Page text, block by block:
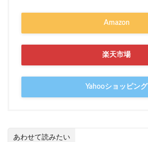
Amazon
楽天市場
Yahooショッピング
あわせて読みたい